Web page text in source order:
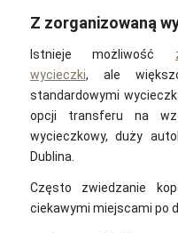
Z zorganizowaną
Istnieje możliwość
wycieczki, ale
standardowymi
opcji transferu na
wycieczkowy, duży
Dublina.
Często zwiedzanie
ciekawymi miejscami po